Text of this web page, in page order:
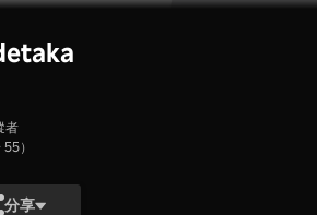
者
）
分享